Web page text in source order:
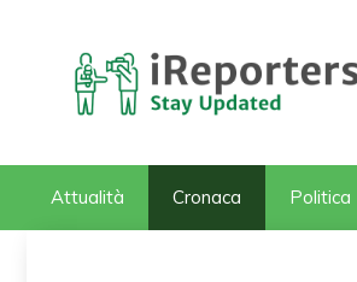
contenuto
Attualità Cronaca Politica